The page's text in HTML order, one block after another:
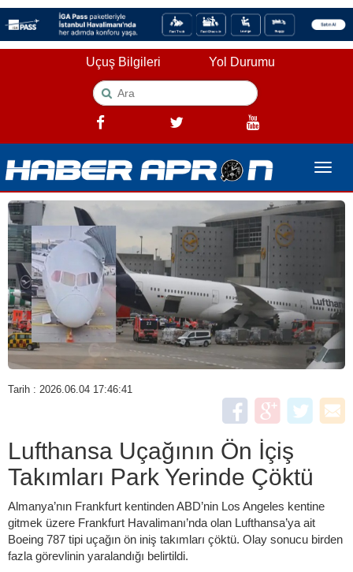
Uçuş Bilgileri Yol Durumu
Toggle
Tarih : 2026.06.04 17:46:41
Lufthansa Uçağının Ön İçiş
Takımları Park Yerinde Çöktü
Almanya’nın Frankfurt kentinden ABD’nin Los Angeles kentine
gitmek üzere Frankfurt Havalimanı’nda olan Lufthansa’ya ait
Boeing 787 tipi uçağın ön iniş takımları çöktü. Olay sonucu birden
fazla görevlinin yaralandığı belirtildi.